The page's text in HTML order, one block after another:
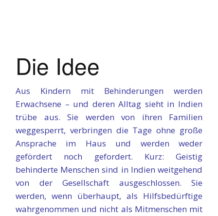
Die Idee
Aus Kindern mit Behinderungen werden
Erwachsene – und deren Alltag sieht in Indien
trübe aus. Sie werden von ihren Familien
weggesperrt, verbringen die Tage ohne große
Ansprache im Haus und werden weder
gefördert noch gefordert. Kurz: Geistig
behinderte Menschen sind in Indien weitgehend
von der Gesellschaft ausgeschlossen. Sie
werden, wenn überhaupt, als Hilfsbedürftige
wahrgenommen und nicht als Mitmenschen mit